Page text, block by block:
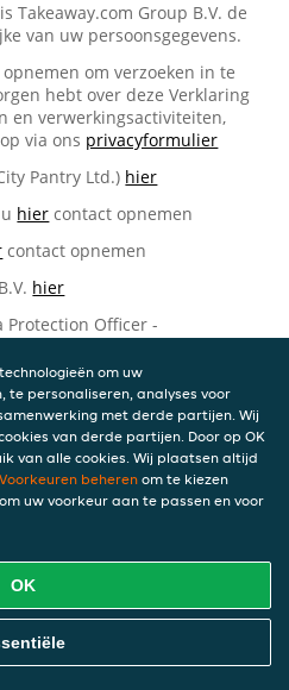
Takeaway.com Group B.V. de
van uw persoonsgegevens.
om verzoeken in te
hebt over deze Verklaring
en verwerkingsactiviteiten,
via ons privacyformulier
Pantry Ltd.) hier
hier contact opnemen
contact opnemen
hier
Protection Officer -
van deze
van tijd tot tijd bijwerken als
technische of zakelijke
onze Privacyverklaring
maatregelen nemen om u
overeenstemming met het
om uw
personaliseren, analyses voor
met derde partijen. Wij
van derde partijen. Door op OK
van alle cookies. Wij plaatsen altijd
Voorkeuren beheren om te kiezen
uw voorkeur aan te passen en voor
OK